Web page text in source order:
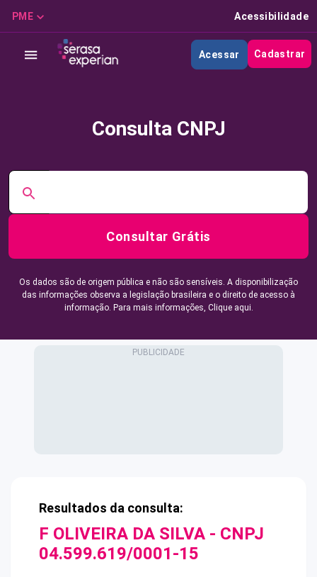
PME Acessibilidade
Acessar Cadastrar
Consulta CNPJ
Consultar Grátis
Os dados são de origem pública e não são sensíveis. A disponibilização
das informações observa a legislação brasileira e o direito de acesso à
informação. Para mais informações, Clique aqui.
Resultados da consulta:
F OLIVEIRA DA SILVA - CNPJ
04.599.619/0001-15